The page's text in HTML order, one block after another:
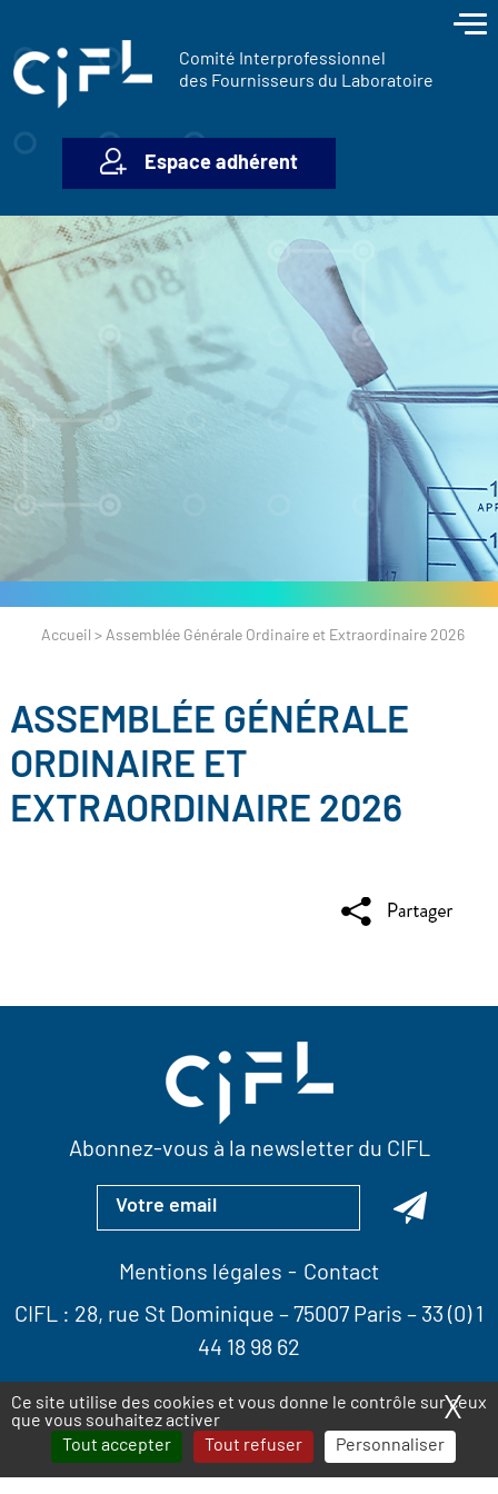
Ce site utilise des cookies et vous donne le contrôle sur ceux
que vous souhaitez activer
Tout accepter
Tout refuser Personnaliser
X
Comité Interprofessionnel
des Fournisseurs du Laboratoire
Espace adhérent
Accueil > Assemblée Générale Ordinaire et Extraordinaire 2026
ASSEMBLÉE GÉNÉRALE
ORDINAIRE ET
EXTRAORDINAIRE 2026
Abonnez-vous à la newsletter du CIFL
Mentions légales
Contact
CIFL : 28, rue St Dominique – 75007 Paris – 33 (0) 1
44 18 98 62